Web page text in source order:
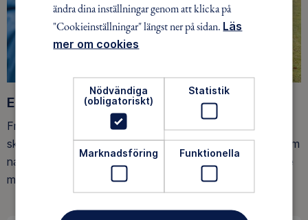
Ett friluftsliv för alla
Friluftsfrämjandet arbetar för att så många som möjligt
ska upptäcka den rörelseglädje och de hälsoeffekter som
naturen ger. Som medlem bidrar du också till vårt arbete
med att skydda allemansrätten.
ändra dina inställningar genom att klicka på
"Cookieinställningar" längst ner på sidan. Läs
mer om cookies
Nödvändiga
(obligatoriskt)
Statistik
Marknadsföring Funktionella